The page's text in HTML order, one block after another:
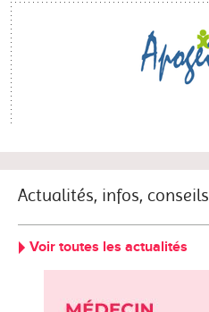
Actualités, infos, conseils
Voir toutes les actualités